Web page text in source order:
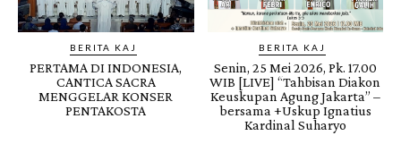
BERITA KAJ
PERTAMA DI INDONESIA,
CANTICA SACRA
MENGGELAR KONSER
PENTAKOSTA
BERITA KAJ
Senin, 25 Mei 2026, Pk. 17.00
WIB [LIVE] “Tahbisan Diakon
Keuskupan Agung Jakarta” –
bersama +Uskup Ignatius
Kardinal Suharyo